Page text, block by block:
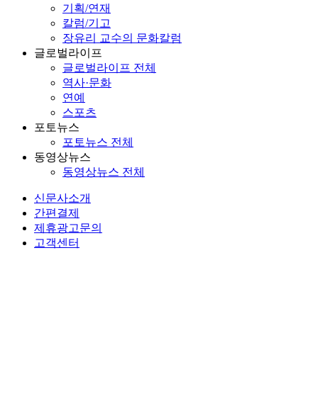
기획/연재
칼럼/기고
장유리 교수의 문화칼럼
글로벌라이프
글로벌라이프 전체
역사·문화
연예
스포츠
포토뉴스
포토뉴스 전체
동영상뉴스
동영상뉴스 전체
신문사소개
간편결제
제휴광고문의
고객센터